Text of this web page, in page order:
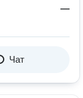
—
Чат